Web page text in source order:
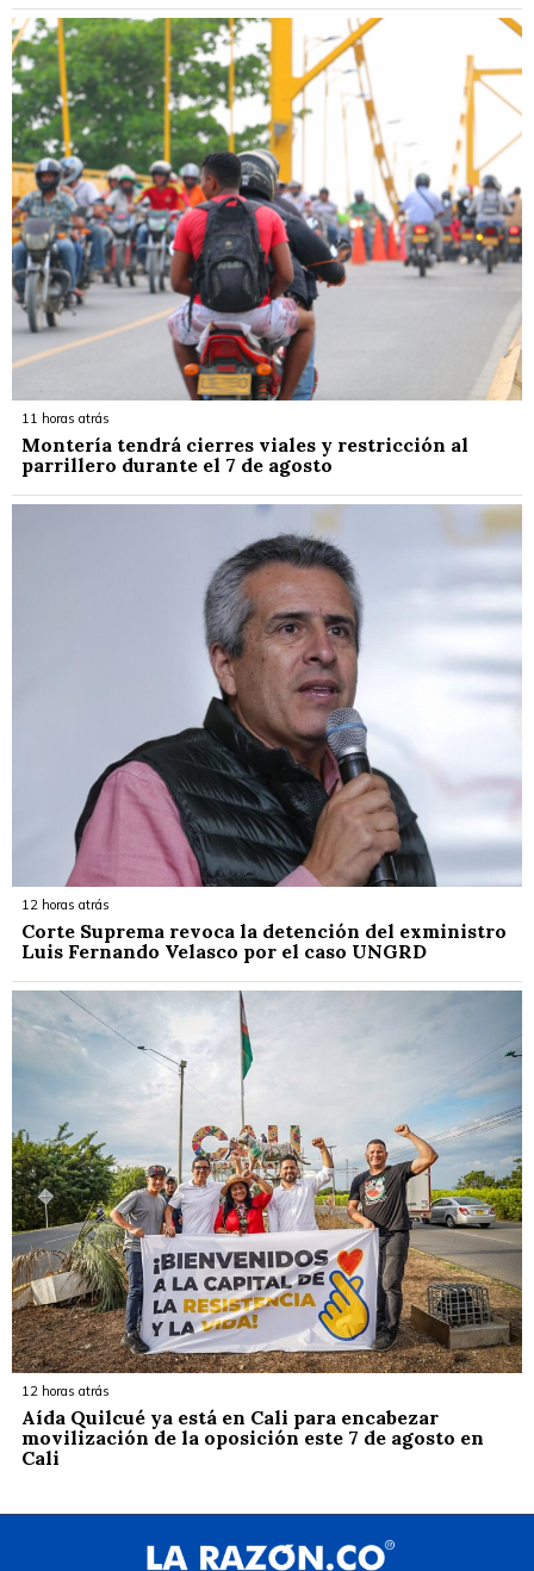
11 horas atrás
Montería tendrá cierres viales y restricción al
parrillero durante el 7 de agosto
12 horas atrás
Corte Suprema revoca la detención del exministro
Luis Fernando Velasco por el caso UNGRD
12 horas atrás
Aída Quilcué ya está en Cali para encabezar
movilización de la oposición este 7 de agosto en
Cali